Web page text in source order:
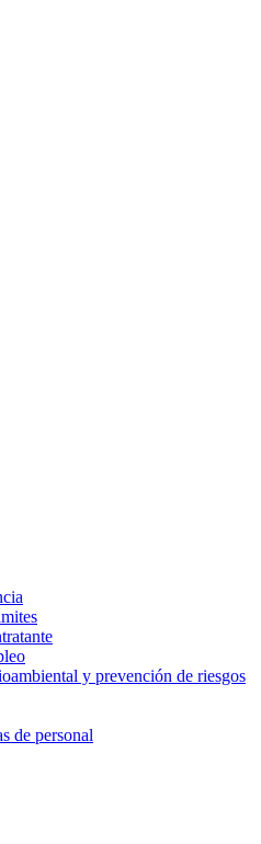
y prevención de riesgos
de personal